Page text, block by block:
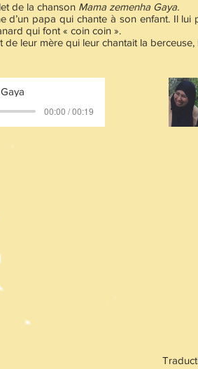
de la chanson Mama zemenha Gaya.
d’un papa qui chante à son enfant. Il
qui font « coin coin ».
leur mère qui leur chantait la berceuse,
00:00 / 00:19